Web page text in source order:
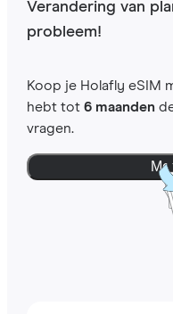
Verandering van
probleem!
Koop je Holafly eSIM
hebt tot 6 maanden
vragen.